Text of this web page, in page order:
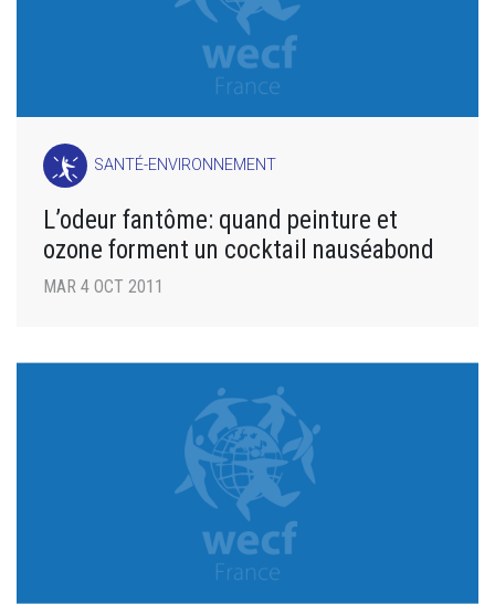
SANTÉ-ENVIRONNEMENT
L’odeur fantôme: quand peinture et
ozone forment un cocktail nauséabond
MAR 4 OCT 2011